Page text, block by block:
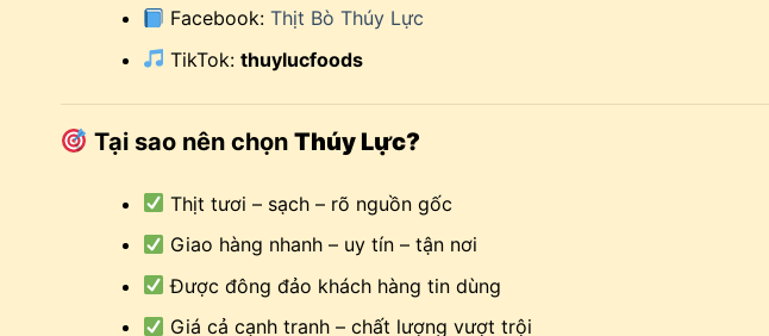
Facebook: Thịt Bò Thúy Lực
TikTok: thuylucfoods
Tại sao nên chọn Thúy Lực?
Thịt tươi – sạch – rõ nguồn gốc
Giao hàng nhanh – uy tín – tận nơi
Được đông đảo khách hàng tin dùng
Giá cả cạnh tranh – chất lượng vượt trội